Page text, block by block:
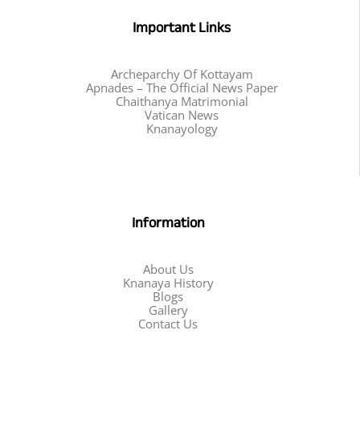
Important Links
Archeparchy Of Kottayam
Apnades – The Official News Paper
Chaithanya Matrimonial
Vatican News
Knanayology
Information
About Us
Knanaya History
Blogs
Gallery
Contact Us